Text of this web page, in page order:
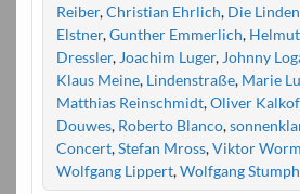
Reiber,Christian Ehrlich, Die
Elstner,Gunther Emmerlich,
Dressler, Joachim Luger, Johnny
Klaus Meine, Lindenstraße, Marie
Matthias Reinschmidt,Oliver
Douwes, Roberto Blanco,
Concert,Stefan Mross,Viktor
Wolfgang Lippert,Wolfgang Stumph